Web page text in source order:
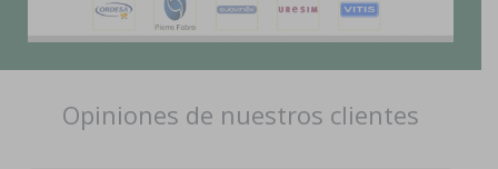
Opiniones de nuestros clientes